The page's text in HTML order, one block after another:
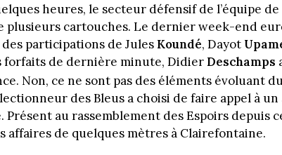
heures, le secteur défensif de l’équipe de
plusieurs cartouches. Le dernier week-end
participations de Jules Koundé, Dayot
forfaits de dernière minute, Didier Deschamps
Non, ce ne sont pas des éléments évoluant
des Bleus a choisi de faire appel à
Présent au rassemblement des Espoirs depuis
affaires de quelques mètres à Clairefontaine.